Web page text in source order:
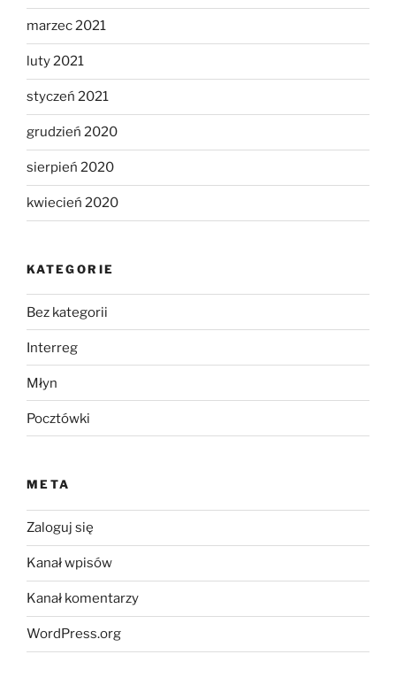
marzec 2021
luty 2021
styczeń 2021
grudzień 2020
sierpień 2020
kwiecień 2020
KATEGORIE
Bez kategorii
Interreg
Młyn
Pocztówki
META
Zaloguj się
Kanał wpisów
Kanał komentarzy
WordPress.org